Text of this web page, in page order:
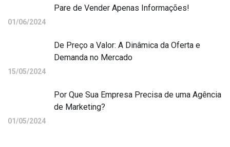
Pare de Vender Apenas Informações!
01/06/2024
De Preço a Valor: A Dinâmica da Oferta e
Demanda no Mercado
15/05/2024
Por Que Sua Empresa Precisa de uma Agência
de Marketing?
01/05/2024